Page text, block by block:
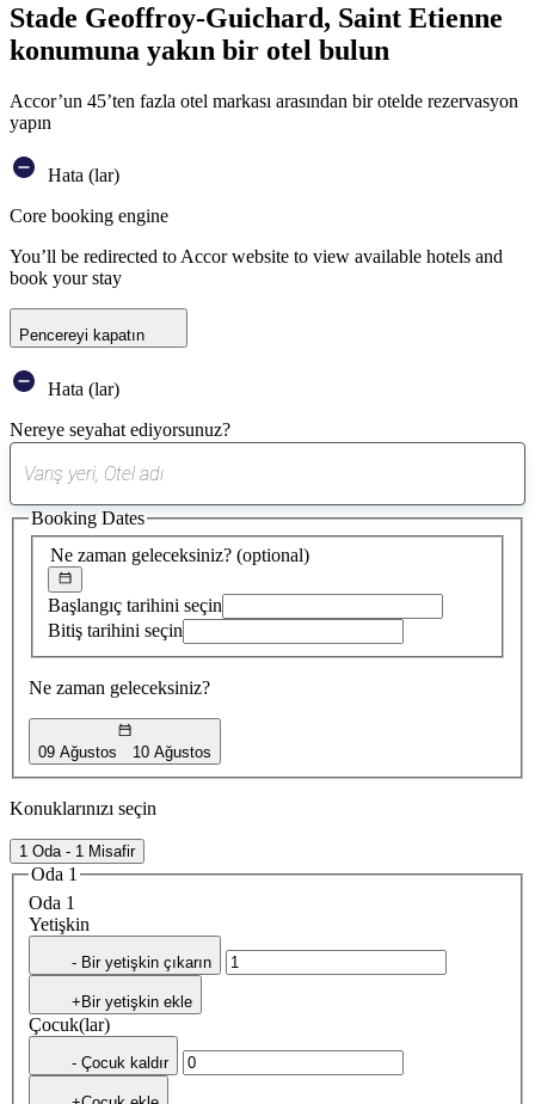
Stade Geoffroy-Guichard, Saint Etienne
konumuna yakın bir otel bulun
Accor’un 45’ten fazla otel markası arasından bir otelde rezervasyon
yapın
Hata (lar)
Core booking engine
You’ll be redirected to Accor website to view available hotels and
book your stay
Pencereyi kapatın
Hata (lar)
Nereye seyahat ediyorsunuz?
öneri
bulundu
Ne zaman geleceksiniz? (optional)
Başlangıç tarihini seçin
Bitiş tarihini seçin
Ne zaman geleceksiniz?
09 Ağustos 10 Ağustos
Booking Dates
Konuklarınızı seçin
1 Oda - 1 Misafir
Oda 1
Oda 1
Yetişkin
- Bir yetişkin çıkarın
+Bir yetişkin ekle
Çocuk(lar)
- Çocuk kaldır